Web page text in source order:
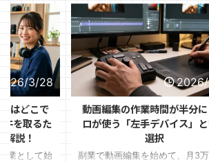
3/28
はどこで
を取るた
解説！
業として始
動画編集の作業時間が半分
ロが使う「左手デバイス」
選択
副業で動画編集を始めて、月3万